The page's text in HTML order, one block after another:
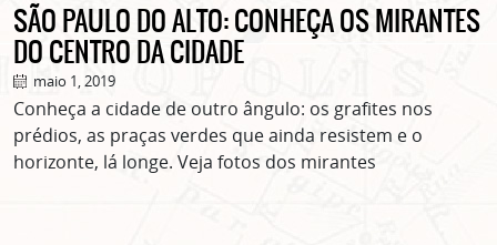
SÃO PAULO DO ALTO: CONHEÇA OS MIRANTES
DO CENTRO DA CIDADE
maio 1, 2019
Conheça a cidade de outro ângulo: os grafites nos
prédios, as praças verdes que ainda resistem e o
horizonte, lá longe. Veja fotos dos mirantes